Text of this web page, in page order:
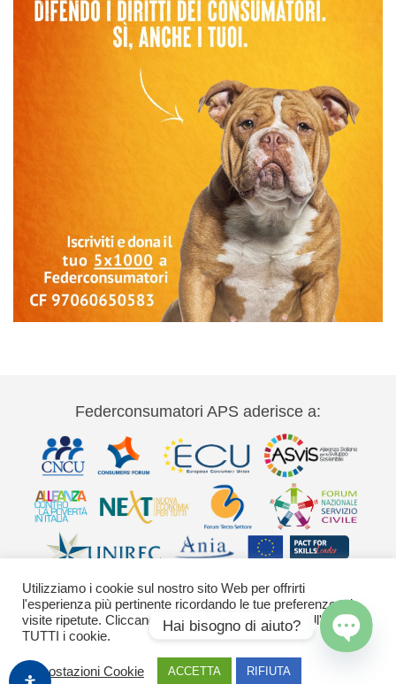
Federconsumatori APS aderisce a:
Via Palestro 11 00185 Roma - tel 06
42020755-9 federconsumatori@federconsumatori.it Ufficio stampa tel: 06
Utilizziamo i cookie sul nostro sito Web per offrirti
l'esperienza più pertinente ricordando le tue preferenze e le
visite ripetute. Cliccando su "Accetta" acconsenti all'uso di
TUTTI i cookie.
Impostazioni Cookie ACCETTA RIFIUTA
Hai bisogno di aiuto?
Open